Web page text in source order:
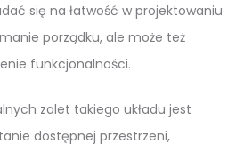
się na łatwość w projektowaniu
porządku, ale może też
funkcjonalności.
zalet takiego układu jest
dostępnej przestrzeni,